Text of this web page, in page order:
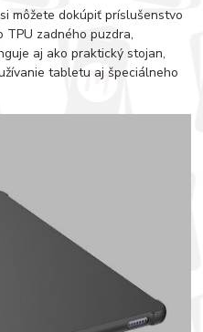
môžete dokúpiť príslušenstvo
zadného puzdra,
aj ako praktický stojan,
tabletu aj špeciálneho